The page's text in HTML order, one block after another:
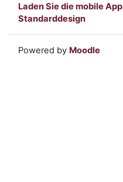
Laden Sie die mobile App
Standarddesign
Powered by Moodle